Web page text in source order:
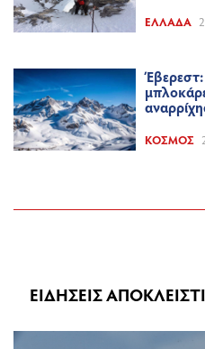
ΕΛΛΆΔΑ
ΚΌΣΜΟΣ
ΕΙΔΗΣΕΙΣ